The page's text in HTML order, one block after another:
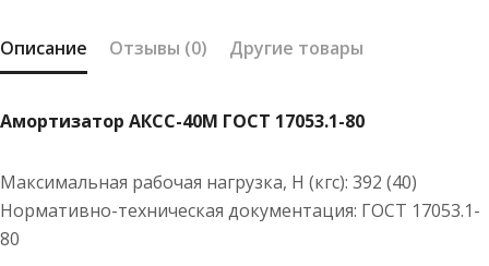
Описание Отзывы (0) Другие товары
Амортизатор АКСС-40М ГОСТ 17053.1-80
Максимальная рабочая нагрузка, Н (кгс): 392 (40)
Нормативно-техническая документация: ГОСТ 17053.1-
80